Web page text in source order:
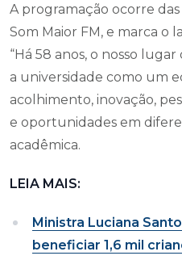
A programação ocorre
Som Maior FM, e marca o
“Há 58 anos, o nosso
a universidade como um
acolhimento, inovação,
e oportunidades em
acadêmica.
LEIA MAIS:
Ministra Luciana
beneficiar 1,6 mil